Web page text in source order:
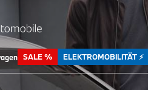
SALE % ELEKTROMOBILITÄT ⚡